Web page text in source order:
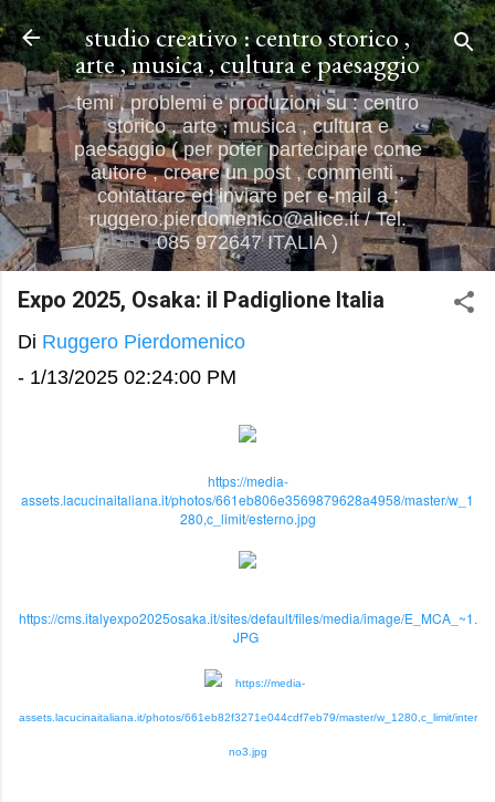
Passa ai contenuti principali
studio creativo : centro storico ,
arte , musica , cultura e paesaggio
temi , problemi e produzioni su : centro
storico , arte , musica , cultura e
paesaggio ( per poter partecipare come
autore , creare un post , commenti ,
contattare ed inviare per e-mail a :
ruggero.pierdomenico@alice.it / Tel.
085 972647 ITALIA )
Expo 2025, Osaka: il Padiglione Italia
Di Ruggero Pierdomenico
- 1/13/2025 02:24:00 PM
https://media-
assets.lacucinaitaliana.it/photos/661eb806e3569879628a4958/master/w_1
280,c_limit/esterno.jpg
https://cms.italyexpo2025osaka.it/sites/default/files/media/image/E_MCA_~1.
JPG
https://media-
assets.lacucinaitaliana.it/photos/661eb82f3271e044cdf7eb79/master/w_1280,c_limit/inter
no3.jpg